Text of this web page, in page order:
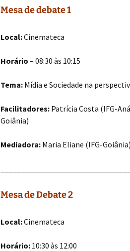
Mesa de debate 1
Local:Cinemateca
Horário – 08:30 às 10:15
Tema: Mídia e Sociedade na
Facilitadores: Patrícia Costa (IFG-
Goiânia)
Mediadora: Maria Eliane (IFG-Goiânia)
Mesa de Debate 2
Local:Cinemateca
Horário: 10:30 às 12:00